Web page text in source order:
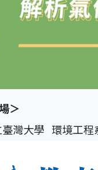
＞
灣大學 環境工程